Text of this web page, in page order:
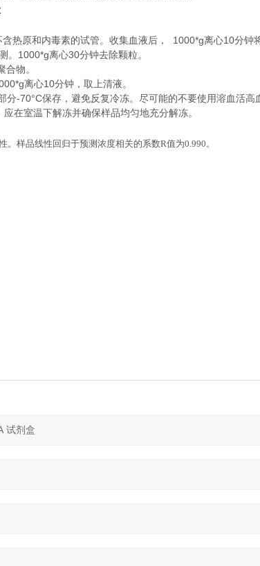
和内毒素的试管。收集血液后， 1000*g离心10分钟
1000*g离心30分钟去除颗粒。
物。
离心10分钟，取上清液。
保存，避免反复冷冻。尽可能的不要使用溶血活高
在室温下解冻并确保样品均匀地充分解冻。
。样品线性回归于预测浓度相关的系数R值为0.990。